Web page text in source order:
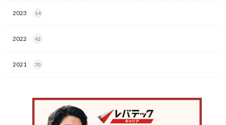
2023 14
2022 42
2021 70